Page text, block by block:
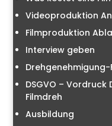
Videoproduktion
Filmproduktion
Interview geben
DSGVO –
Filmdreh
Ausbildung